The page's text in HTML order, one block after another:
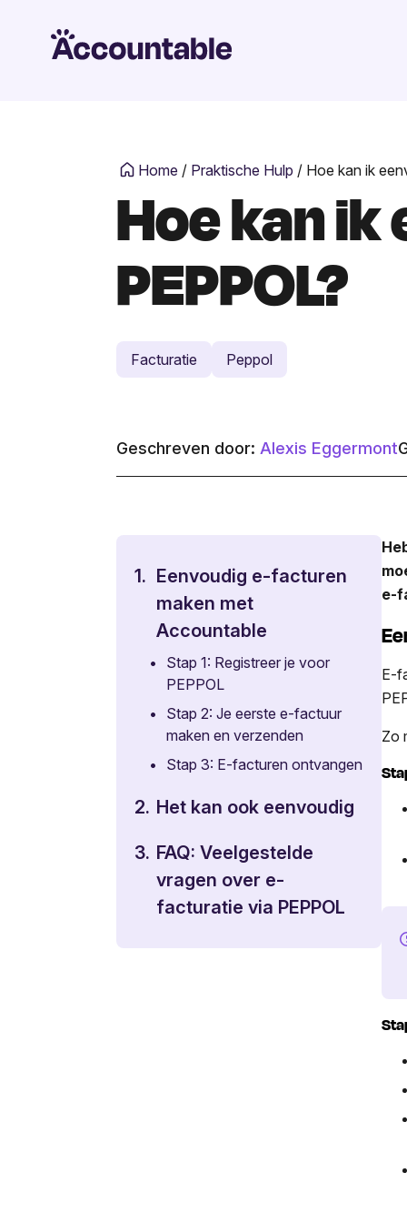
Home / Praktische Hulp / Hoe kan ik
Hoe kan
PEPPOL?
Facturatie Peppol
Geschreven door: Alexis Eggermont
1. Eenvoudig e-facturen
maken met
Accountable
•
Stap 1: Registreer je voor
PEPPOL
•
Stap 2: Je eerste e-factuur
maken en verzenden
•
Stap 3: E-facturen ontvangen
2. Het kan ook eenvoudig
3. FAQ: Veelgestelde
vragen over e-
facturatie via PEPPOL
e-
E-
Zo